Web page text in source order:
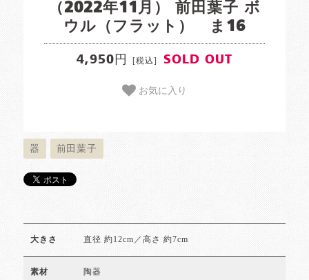
（2022年11月） 前田葉子 ボ
ウル（フラット） ま16
4,950円 [税込] SOLD OUT
お気に入り
器 前田葉子
大きさ 直径 約12cm／高さ 約7cm
素材 陶器